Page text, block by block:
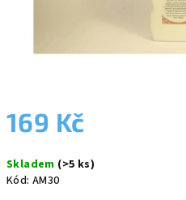
169 Kč
cena:
Skladem (>5 ks)
Kód: AM30